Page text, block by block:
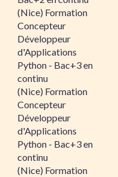
(Nice) Formation
Concepteur
Développeur
d'Applications
Python - Bac+3 en
continu
(Nice) Formation
Concepteur
Développeur
d'Applications
Python - Bac+3 en
continu
(Nice) Formation